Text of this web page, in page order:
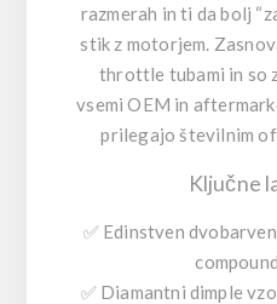
razmerah in ti da bolj
stik z motorjem.
throttle tubami in so
vsemi OEM in
prilegajo številnim
Ključne
✅ Edinstven
✅ Diamantni dimple